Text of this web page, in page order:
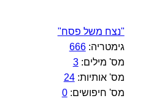
"נצח משל פסח"
גימטריה:666
מס' מילים:3
מס' אותיות:24
מס' חיפושים:0